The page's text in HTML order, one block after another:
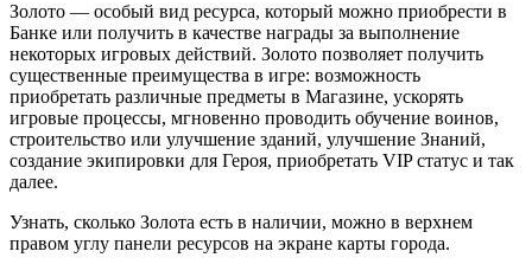
Золото — особый вид ресурса, который можно приобрести в
Банке или получить в качестве награды за выполнение
некоторых игровых действий. Золото позволяет получить
существенные преимущества в игре: возможность
приобретать различные предметы в Магазине, ускорять
игровые процессы, мгновенно проводить обучение воинов,
строительство или улучшение зданий, улучшение Знаний,
создание экипировки для Героя, приобретать VIP статус и так
далее.
Узнать, сколько Золота есть в наличии, можно в верхнем
правом углу панели ресурсов на экране карты города.